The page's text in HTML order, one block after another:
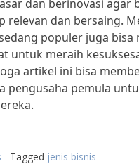
dan berinovasi agar
relevan dan bersaing.
populer juga bisa
untuk meraih
artikel ini bisa
pengusaha pemula
Tagged jenis bisnis